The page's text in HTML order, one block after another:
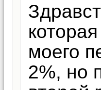
моего
2%, но